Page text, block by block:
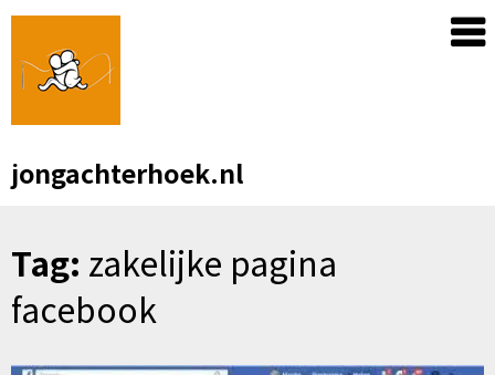
Skip
content
jongachterhoek.nl
Tag: zakelijke pagina
facebook